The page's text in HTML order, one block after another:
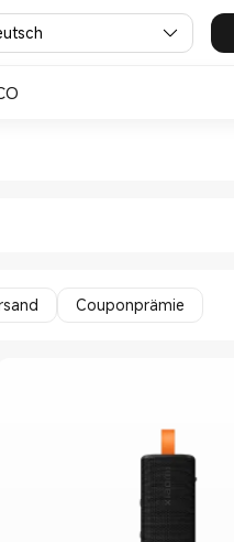
in
Couponprämie